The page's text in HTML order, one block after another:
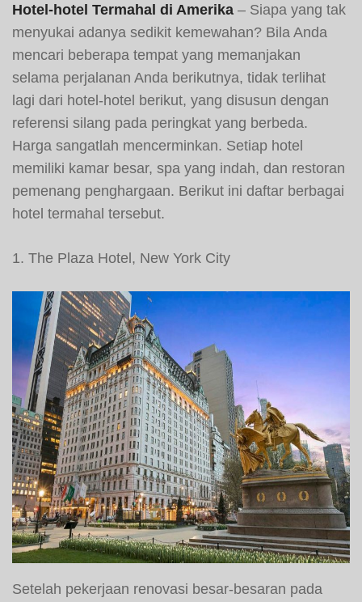
Hotel-hotel Termahal di Amerika – Siapa yang tak
menyukai adanya sedikit kemewahan? Bila Anda
mencari beberapa tempat yang memanjakan
selama perjalanan Anda berikutnya, tidak terlihat
lagi dari hotel-hotel berikut, yang disusun dengan
referensi silang pada peringkat yang berbeda.
Harga sangatlah mencerminkan. Setiap hotel
memiliki kamar besar, spa yang indah, dan restoran
pemenang penghargaan. Berikut ini daftar berbagai
hotel termahal tersebut.
1. The Plaza Hotel, New York City
Setelah pekerjaan renovasi besar-besaran pada